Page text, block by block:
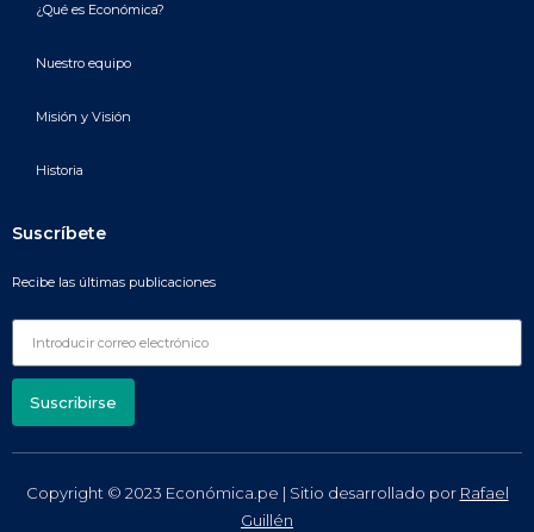
¿Qué es Económica?
Nuestro equipo
Misión y Visión
Historia
Suscríbete
Recibe las últimas publicaciones
Suscribirse
Copyright © 2023 Económica.pe | Sitio desarrollado por Rafael
Guillén